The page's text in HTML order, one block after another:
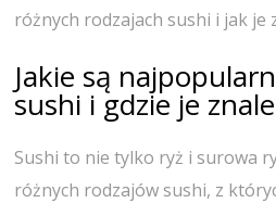
różnych rodzajach sushi i jak je
Jakie są
sushi i gdzie je
Sushi to nie tylko ryż i surowa
różnych rodzajów sushi, z